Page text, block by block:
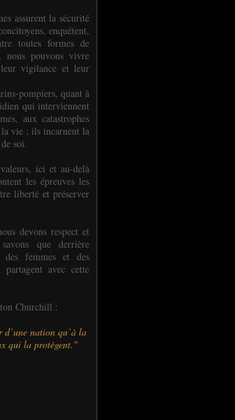
assurent la sécurité
enquêtent,
toutes formes de
nous pouvons vivre
leur vigilance et leur
pompiers, quant à
qui interviennent
aux catastrophes
vie ; ils incarnent la
soi.
ici et au-delà
les épreuves les
liberté et préserver
devons respect et
que derrière
femmes et des
avec cette
Churchill :
nation qu’à la
qui la protègent."